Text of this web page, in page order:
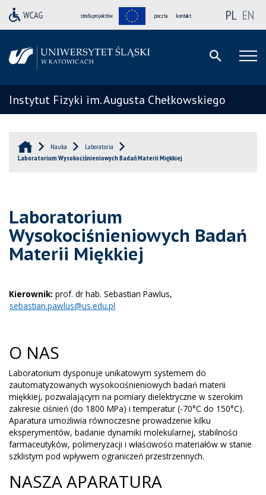
strefa projektów poczta kontakt PL EN
Instytut Fizyki im. Augusta Chełkowskiego
Nauka
Laboratoria
Laboratorium Wysokociśnieniowych Badań Materii Miękkiej
Laboratorium
Wysokociśnieniowych Badań
Materii Miękkiej
Kierownik: prof. dr hab. Sebastian Pawlus,
sebastian.pawlus@us.edu.pl
O NAS
Laboratorium dysponuje unikatowym systemem do
zautomatyzowanych wysokociśnieniowych badań materii
miękkiej, pozwalającym na pomiary dielektryczne w szerokim
zakresie ciśnień (do 1800 MPa) i temperatur (-70°C do 150°C).
Aparatura umożliwia równoczesne prowadzenie kilku
eksperymentów, badanie dynamiki molekularnej, stabilności
farmaceutyków, polimeryzacji i właściwości materiałów w stanie
szklistym pod wpływem ograniczeń przestrzennych.
NASZA APARATURA